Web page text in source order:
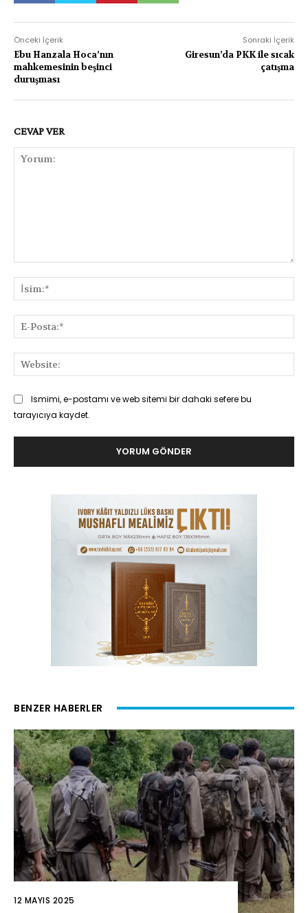
Önceki İçerik
Ebu Hanzala Hoca’nın
mahkemesinin beşinci
duruşması
Sonraki İçerik
Giresun’da PKK ile sıcak
çatışma
CEVAP VER
Ismimi, e-postamı ve web sitemi bir dahaki sefere bu
tarayıcıya kaydet.
BENZER HABERLER
12 MAYIS 2025